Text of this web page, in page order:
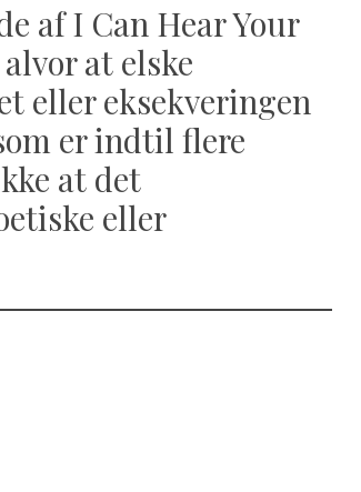
af I Can Hear Your
at elske
eller eksekveringen
er indtil flere
at det
eller